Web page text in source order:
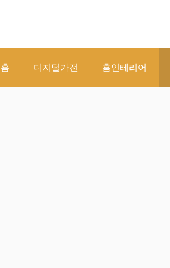
홈 디지털가전 홈인테리어